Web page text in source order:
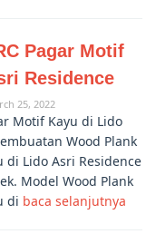
Pagar Motif
Residence
25, 2022
Motif Kayu di Lido
Wood Plank
di Lido Asri Residence
Model Wood Plank
di baca selanjutnya